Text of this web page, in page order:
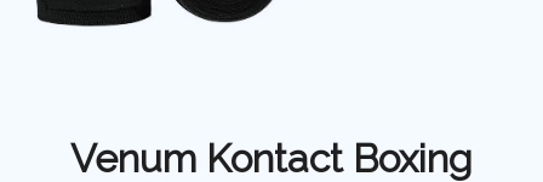
Venum Kontact Boxing